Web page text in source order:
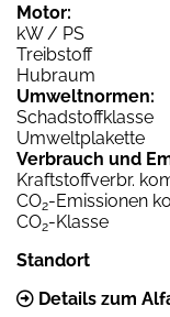
Motor:
kW / PS
Treibstoff
Hubraum
Umweltnormen:
Schadstoffklasse
Umweltplakette
Verbrauch und
Kraftstoffverbr.
CO2-Emissionen
CO2-Klasse
Standort
Details zum